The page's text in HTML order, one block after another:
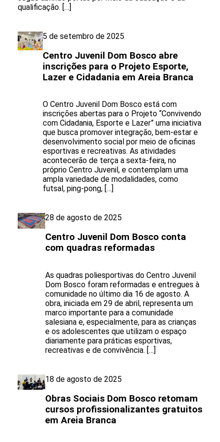
qualificação. […]
5 de setembro de 2025
Centro Juvenil Dom Bosco abre
inscrições para o Projeto Esporte,
Lazer e Cidadania em Areia Branca
O Centro Juvenil Dom Bosco está com
inscrições abertas para o Projeto “Convivendo
com Cidadania, Esporte e Lazer” uma iniciativa
que busca promover integração, bem-estar e
desenvolvimento social por meio de oficinas
esportivas e recreativas. As atividades
acontecerão de terça a sexta-feira, no
próprio Centro Juvenil, e contemplam uma
ampla variedade de modalidades, como
futsal, ping-pong, […]
28 de agosto de 2025
Centro Juvenil Dom Bosco conta
com quadras reformadas
As quadras poliesportivas do Centro Juvenil
Dom Bosco foram reformadas e entregues à
comunidade no último dia 16 de agosto. A
obra, iniciada em 29 de abril, representa um
marco importante para a comunidade
salesiana e, especialmente, para as crianças
e os adolescentes que utilizam o espaço
diariamente para práticas esportivas,
recreativas e de convivência. […]
18 de agosto de 2025
Obras Sociais Dom Bosco retomam
cursos profissionalizantes gratuitos
em Areia Branca